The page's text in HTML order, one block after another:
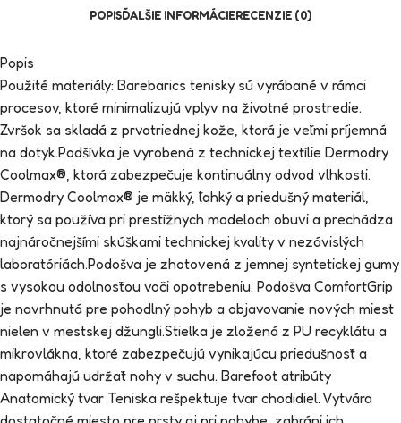
POPISĎALŠIE INFORMÁCIERECENZIE (0)
Popis
Použité materiály: Barebarics tenisky sú vyrábané v rámci
procesov, ktoré minimalizujú vplyv na životné prostredie.
Zvršok sa skladá z prvotriednej kože, ktorá je veľmi príjemná
na dotyk.Podšívka je vyrobená z technickej textílie Dermodry
Coolmax®, ktorá zabezpečuje kontinuálny odvod vlhkosti.
Dermodry Coolmax® je mäkký, ľahký a priedušný materiál,
ktorý sa používa pri prestížnych modeloch obuvi a prechádza
najnáročnejšími skúškami technickej kvality v nezávislých
laboratóriách.Podošva je zhotovená z jemnej syntetickej gumy
s vysokou odolnosťou voči opotrebeniu. Podošva ComfortGrip
je navrhnutá pre pohodlný pohyb a objavovanie nových miest
nielen v mestskej džungli.Stielka je zložená z PU recyklátu a
mikrovlákna, ktoré zabezpečujú vynikajúcu priedušnosť a
napomáhajú udržať nohy v suchu. Barefoot atribúty
Anatomický tvar Teniska rešpektuje tvar chodidiel. Vytvára